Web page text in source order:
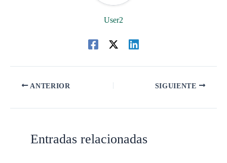
User2
ANTERIOR SIGUIENTE
Entradas relacionadas